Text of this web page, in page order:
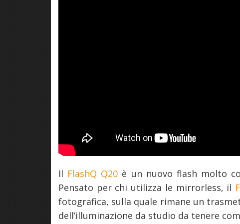
Il FlashQ Q20 è un nuovo flash molto
Pensato per chi utilizza le mirrorless, il
fotografica, sulla quale rimane un
dell’illuminazione da studio da tenere